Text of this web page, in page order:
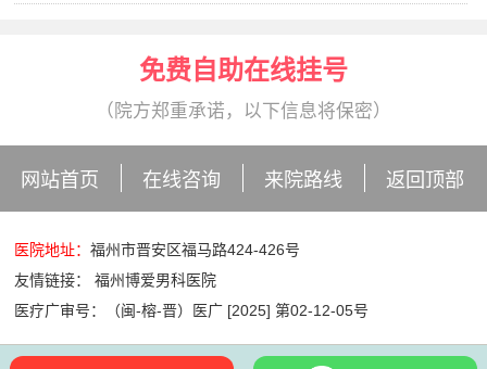
免费自助在线挂号
（院方郑重承诺，以下信息将保密）
网站首页 在线咨询 来院路线 返回顶部
医院地址：福州市晋安区福马路424-426号
友情链接：福州博爱男科医院
医疗广审号：（闽-榕-晋）医广 [2025] 第02-12-05号